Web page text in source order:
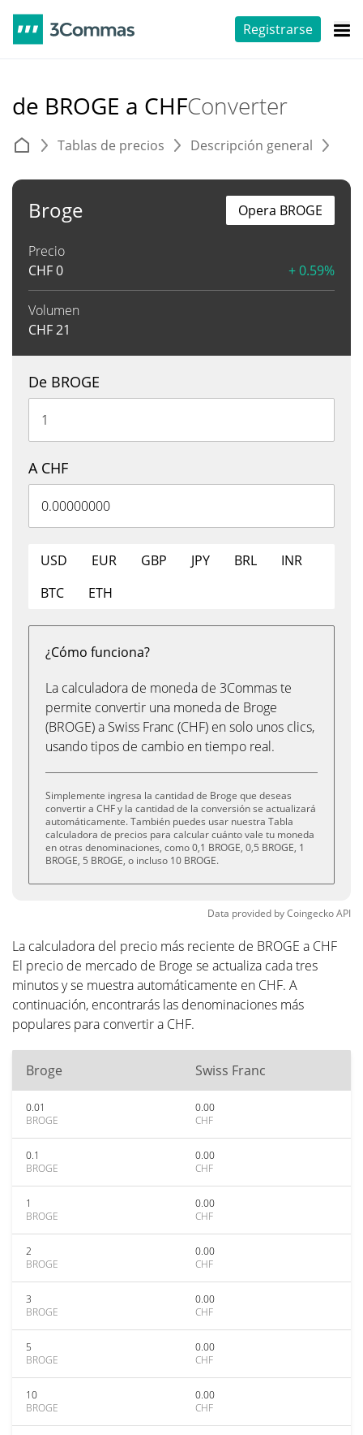
Registrarse
de BROGE a CHFConverter
Tablas de precios Descripción general
Broge
Precio
CHF0 + 0.59%
Volumen
CHF21
Opera BROGE
De BROGE
A CHF
USD EUR GBP JPY BRL
INR
BTC
ETH
¿Cómo funciona?
La calculadora de moneda de 3Commas te
permite convertir una moneda de Broge
(BROGE) a Swiss Franc (CHF) en solo unos clics,
usando tipos de cambio en tiempo real.
Simplemente ingresa la cantidad de Broge que deseas
convertir a CHF y la cantidad de la conversión se actualizará
automáticamente. También puedes usar nuestra Tabla
calculadora de precios para calcular cuánto vale tu moneda
en otras denominaciones, como 0,1 BROGE, 0,5 BROGE, 1
BROGE, 5 BROGE, o incluso 10 BROGE.
Data provided byCoingeckoAPI
La calculadora del precio más reciente de BROGE a CHF
El precio de mercado de Broge se actualiza cada tres
minutos y se muestra automáticamente en CHF. A
continuación, encontrarás las denominaciones más
populares para convertir a CHF.
Broge Swiss Franc
0.01
BROGE
0.00
CHF
0.1
BROGE
0.00
CHF
1
BROGE
0.00
CHF
2
BROGE
0.00
CHF
3
BROGE
0.00
CHF
5
BROGE
0.00
CHF
10
BROGE
0.00
CHF